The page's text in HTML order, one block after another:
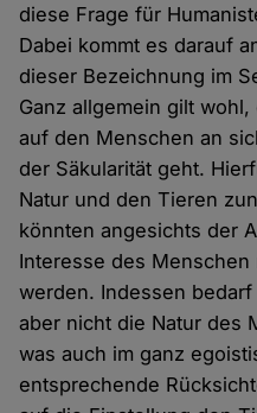
diese Frage für
Dabei kommt es darauf
dieser Bezeichnung im
Ganz allgemein gilt
auf den Menschen an
der Säkularität geht.
Natur und den Tieren
könnten angesichts der
Interesse des
werden. Indessen
aber nicht die Natur des
was auch im ganz
entsprechende